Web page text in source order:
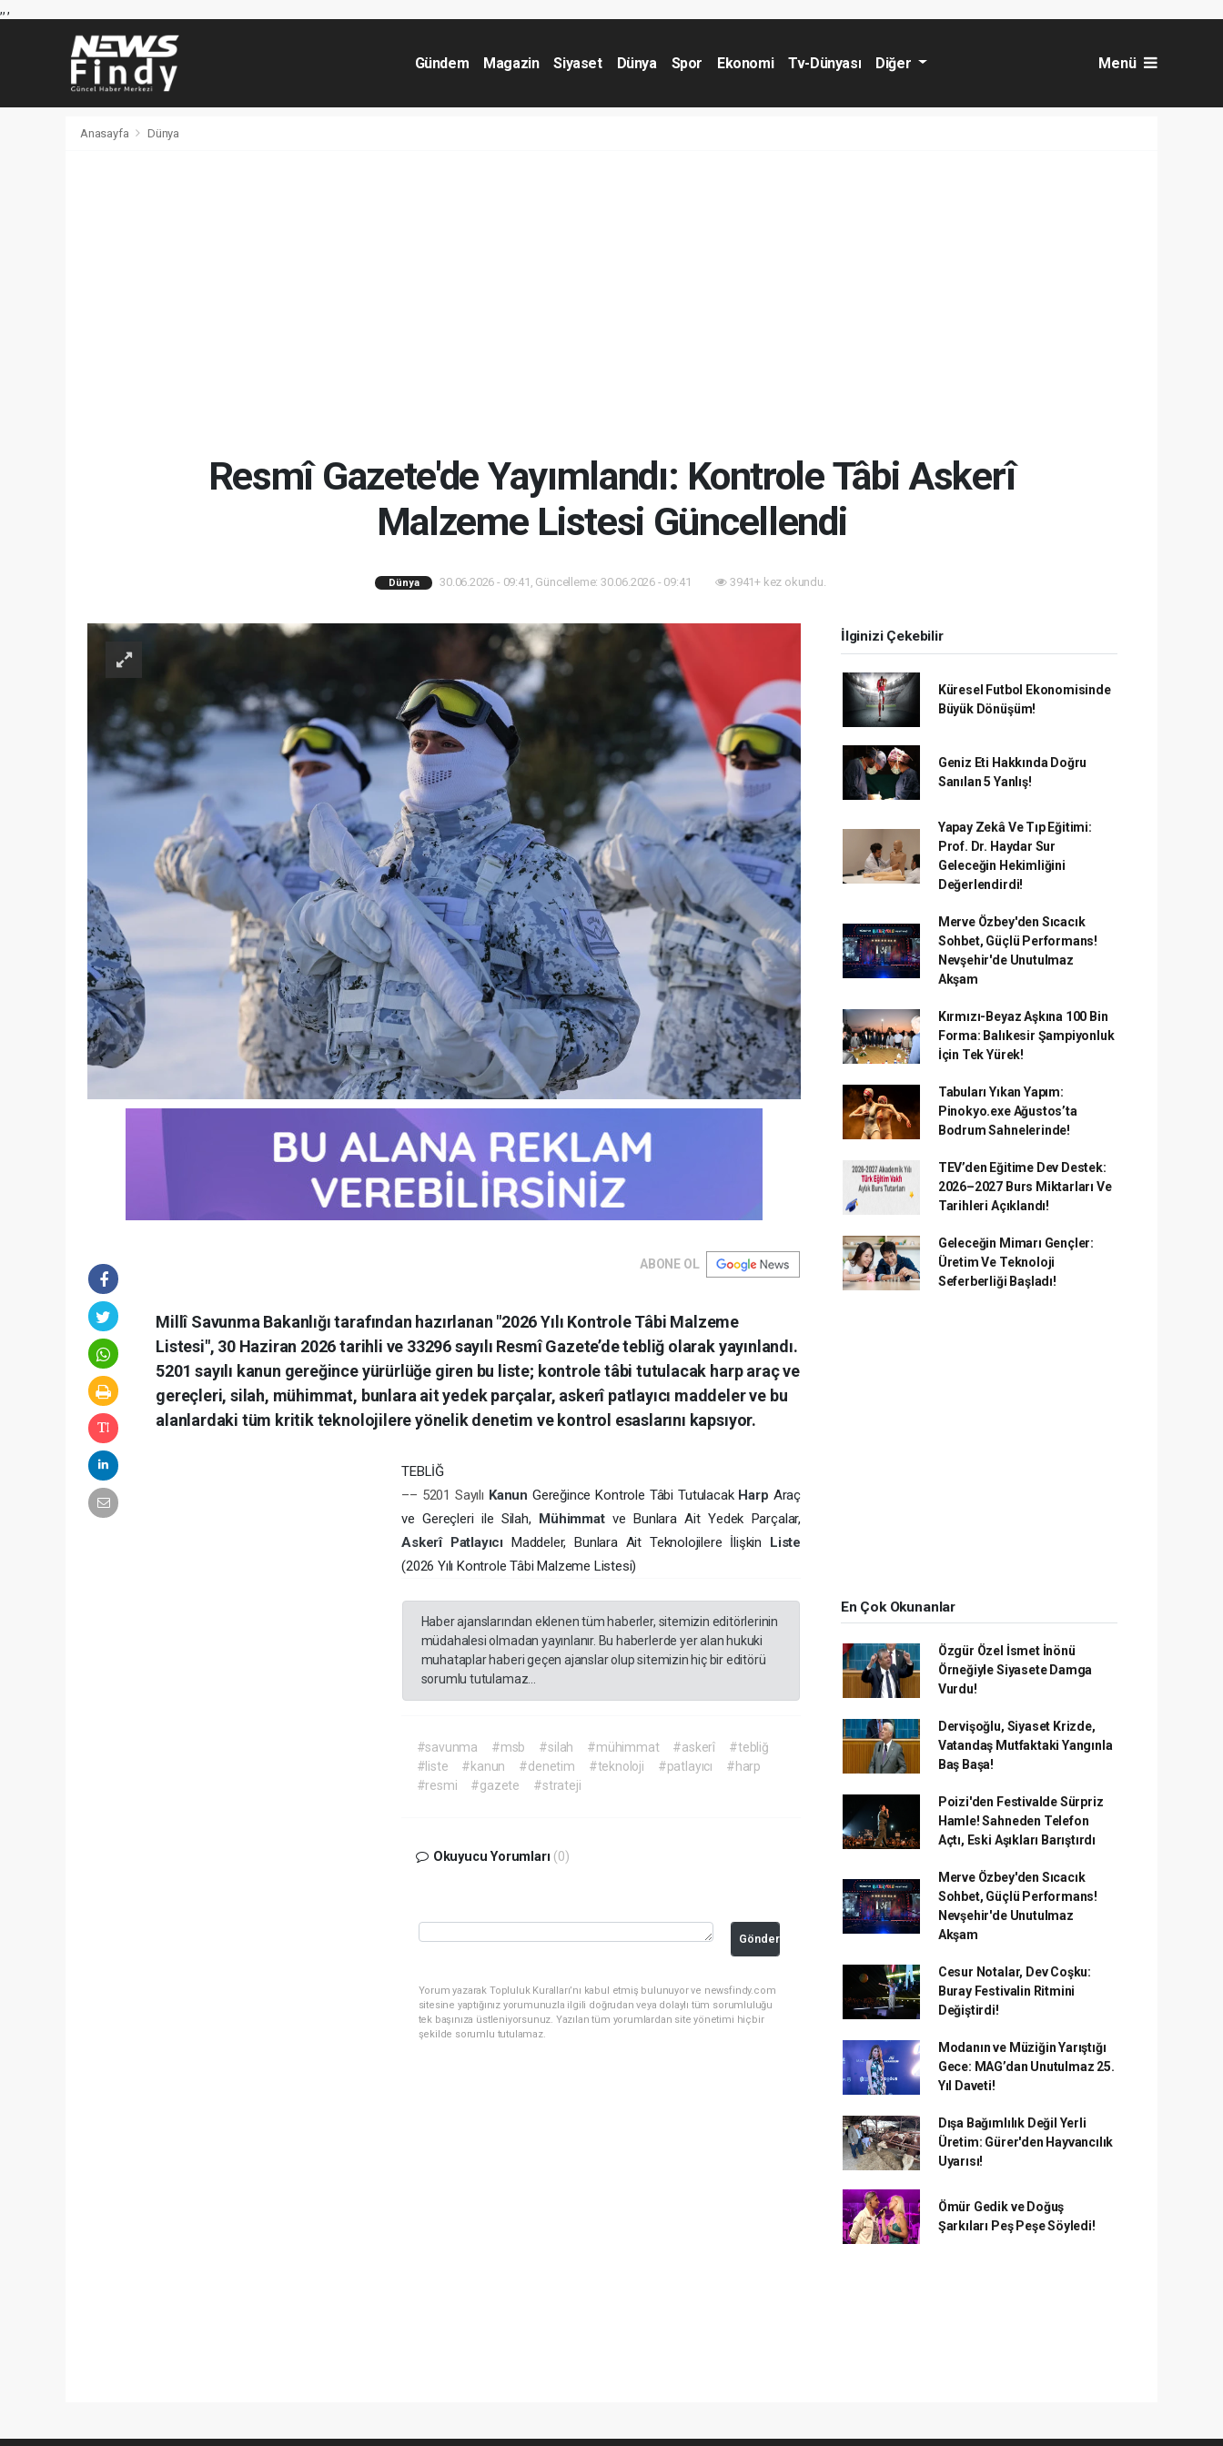
,,,
Gündem Magazin Siyaset Dünya Spor Ekonomi Tv-Dünyası Diğer Menü
Anasayfa Dünya
Resmî Gazete'de Yayımlandı: Kontrole Tâbi Askerî
Malzeme Listesi Güncellendi
Dünya 30.06.2026 - 09:41, Güncelleme: 30.06.2026 - 09:41 3941+ kez okundu.
ABONE OL
Millî Savunma Bakanlığı tarafından hazırlanan "2026 Yılı Kontrole Tâbi Malzeme
Listesi", 30 Haziran 2026 tarihli ve 33296 sayılı Resmî Gazete’de tebliğ olarak yayınlandı.
5201 sayılı kanun gereğince yürürlüğe giren bu liste; kontrole tâbi tutulacak harp araç ve
gereçleri, silah, mühimmat, bunlara ait yedek parçalar, askerî patlayıcı maddeler ve bu
alanlardaki tüm kritik teknolojilere yönelik denetim ve kontrol esaslarını kapsıyor.
TEBLİĞ
–– 5201 Sayılı KanunGereğince Kontrole Tâbi Tutulacak Harp Araç
ve Gereçleri ile Silah, Mühimmatve Bunlara Ait Yedek Parçalar,
Askerî Patlayıcı Maddeler, Bunlara Ait Teknolojilere İlişkin Liste
(2026 Yılı Kontrole Tâbi Malzeme Listesi)
Haber ajanslarından eklenen tüm haberler, sitemizin editörlerinin
müdahalesi olmadan yayınlanır. Bu haberlerde yer alan hukuki
muhataplar haberi geçen ajanslar olup sitemizin hiç bir editörü
sorumlu tutulamaz...
#savunma #msb #silah #mühimmat #askerî
#tebliğ
#liste
#kanun #denetim #teknoloji #patlayıcı
#harp
#resmi
#gazete #strateji
Okuyucu Yorumları (0)
Gönder
Yorum yazarak Topluluk Kuralları’nı kabul etmiş bulunuyor ve newsfindy.com
sitesine yaptığınız yorumunuzla ilgili doğrudan veya dolaylı tüm sorumluluğu
tek başınıza üstleniyorsunuz. Yazılan tüm yorumlardan site yönetimi hiçbir
şekilde sorumlu tutulamaz.
İlginizi Çekebilir
Küresel Futbol Ekonomisinde
Büyük Dönüşüm!
Geniz Eti Hakkında Doğru
Sanılan 5 Yanlış!
Yapay Zekâ Ve Tıp Eğitimi:
Prof. Dr. Haydar Sur
Geleceğin Hekimliğini
Değerlendirdi!
Merve Özbey'den Sıcacık
Sohbet, Güçlü Performans!
Nevşehir'de Unutulmaz
Akşam
Kırmızı-Beyaz Aşkına 100 Bin
Forma: Balıkesir Şampiyonluk
İçin Tek Yürek!
Tabuları Yıkan Yapım:
Pinokyo.exe Ağustos’ta
Bodrum Sahnelerinde!
TEV’den Eğitime Dev Destek:
2026–2027 Burs Miktarları Ve
Tarihleri Açıklandı!
Geleceğin Mimarı Gençler:
Üretim Ve Teknoloji
Seferberliği Başladı!
En Çok Okunanlar
Özgür Özel İsmet İnönü
Örneğiyle Siyasete Damga
Vurdu!
Dervişoğlu, Siyaset Krizde,
Vatandaş Mutfaktaki Yangınla
Baş Başa!
Poizi'den Festivalde Sürpriz
Hamle! Sahneden Telefon
Açtı, Eski Aşıkları Barıştırdı
Merve Özbey'den Sıcacık
Sohbet, Güçlü Performans!
Nevşehir'de Unutulmaz
Akşam
Cesur Notalar, Dev Coşku:
Buray Festivalin Ritmini
Değiştirdi!
Modanın ve Müziğin Yarıştığı
Gece: MAG’dan Unutulmaz 25.
Yıl Daveti!
Dışa Bağımlılık Değil Yerli
Üretim: Gürer'den Hayvancılık
Uyarısı!
Ömür Gedik ve Doğuş
Şarkıları Peş Peşe Söyledi!